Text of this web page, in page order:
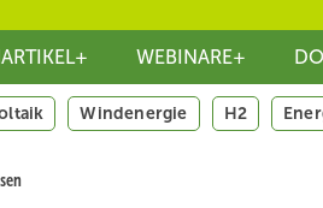
WEBINARE+
Windenergie H2